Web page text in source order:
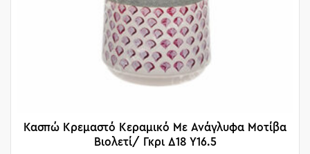
Κασπώ Κρεμαστό Κεραμικό Με Ανάγλυφα Μοτίβα
Βιολετί/ Γκρι Δ18 Υ16.5